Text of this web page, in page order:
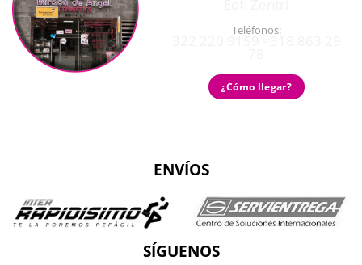
Teléfonos:
¿Cómo llegar?
ENVÍOS
SÍGUENOS